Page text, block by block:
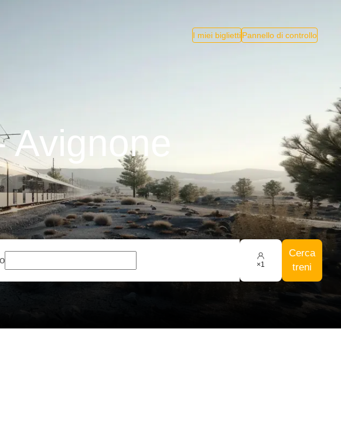
I miei bigliettiPannello di controllo
×1
Cerca
treni